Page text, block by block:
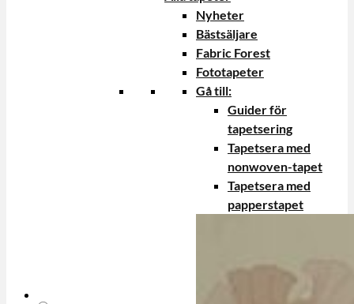
Nyheter
Bästsäljare
Fabric Forest
Fototapeter
Gå till:
Guider för
tapetsering
Tapetsera med
nonwoven-tapet
Tapetsera med
papperstapet